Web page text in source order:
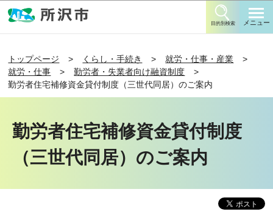
目的別検索 メニュー
トップページ くらし・手続き
就労・仕事・産業
就労・仕事
勤労者・失業者向け融資制度
勤労者住宅補修資金貸付制度（三世代同居）のご案内
勤労者住宅補修資金貸付制度
（三世代同居）のご案内